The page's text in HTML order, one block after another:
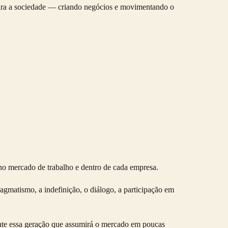
a sociedade — criando negócios e movimentando o
mercado de trabalho e dentro de cada empresa.
a indefinição, o diálogo, a participação em
geração que assumirá o mercado em poucas